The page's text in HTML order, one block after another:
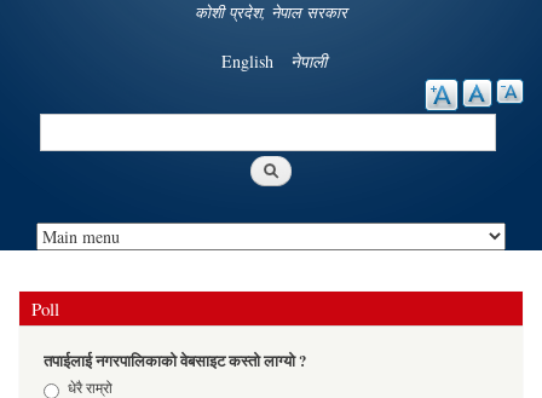
कोशी प्रदेश, नेपाल सरकार
English नेपाली
Search
Poll
तपाईलाई नगरपालिकाको वेबसाइट कस्तो लाग्यो ?
Choicesधेरै राम्रो